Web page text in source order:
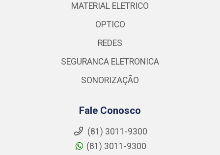
MATERIAL ELETRICO
OPTICO
REDES
SEGURANCA ELETRONICA
SONORIZAÇÃO
Fale Conosco
(81) 3011-9300
(81) 3011-9300